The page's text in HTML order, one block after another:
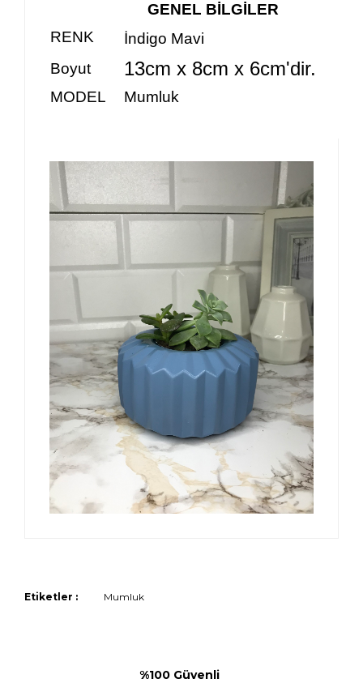
GENEL BİLGİLER
RENK
İndigo Mavi
Boyut
13cm x 8cm x 6cm'dir.
MODEL Mumluk
Etiketler : Mumluk
%100 Güvenli